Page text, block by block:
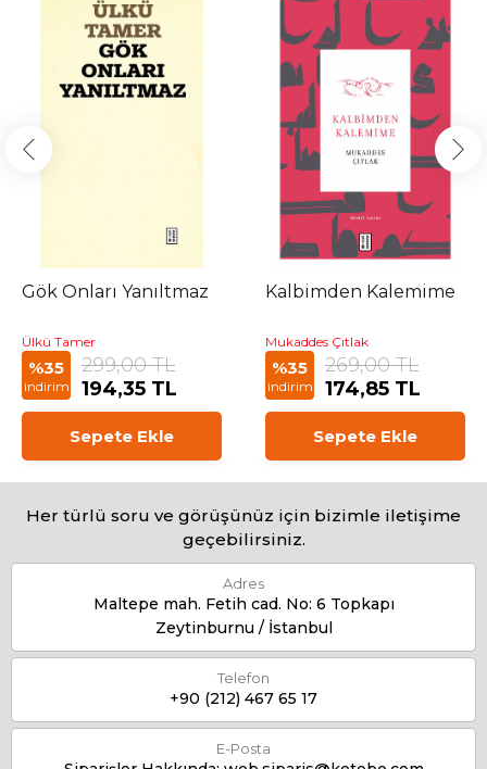
Gök Onları Yanıltmaz
Ülkü Tamer
%35
indirim
299,00 TL
194,35 TL
Sepete Ekle
Kalbimden Kalemime
Mukaddes Çıtlak
%35
indirim
269,00 TL
174,85 TL
Sepete Ekle
Her türlü soru ve görüşünüz için bizimle iletişime
geçebilirsiniz.
Adres
Maltepe mah. Fetih cad. No: 6 Topkapı
Zeytinburnu / İstanbul
Telefon
+90 (212) 467 65 17
E-Posta